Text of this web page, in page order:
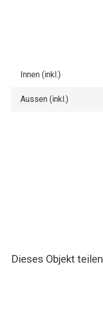
Innen (inkl.)
Aussen (inkl.)
Dieses Objekt teilen